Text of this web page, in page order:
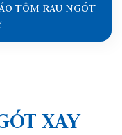
TÔM RAU NGÓT
XAY